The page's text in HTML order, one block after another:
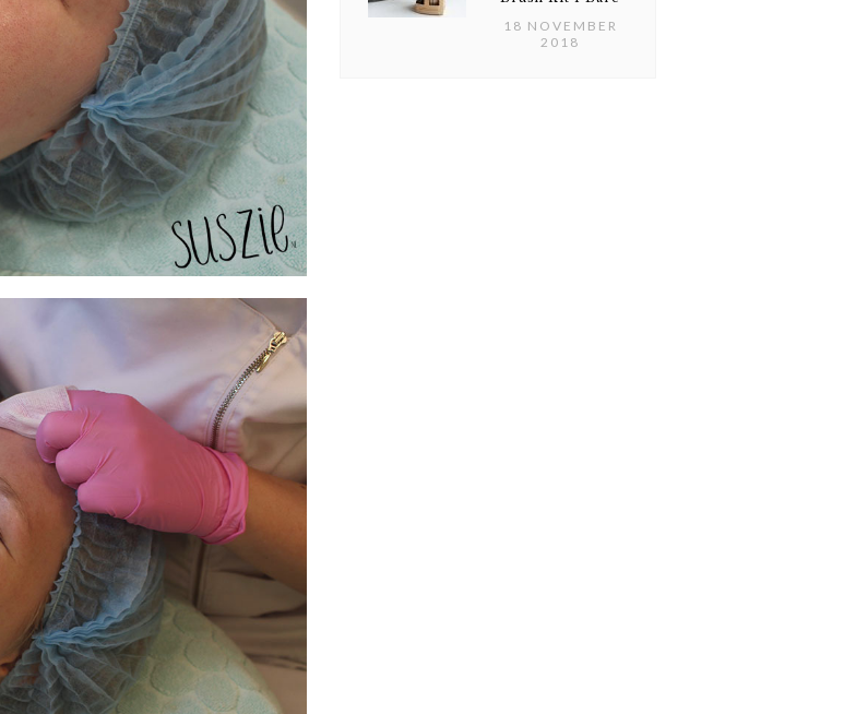
18 NOVEMBER
2018